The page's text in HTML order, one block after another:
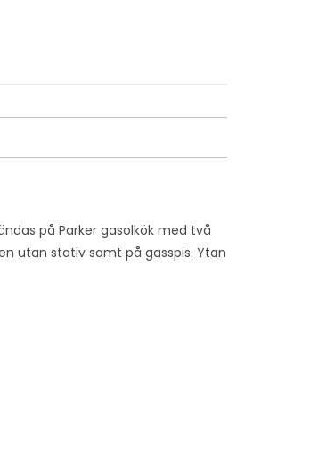
på Parker gasolkök med två
utan stativ samt på gasspis. Ytan